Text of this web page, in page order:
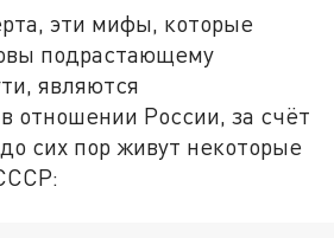
эти мифы, которые
подрастающему
являются
отношении России, за счёт
сих пор живут некоторые